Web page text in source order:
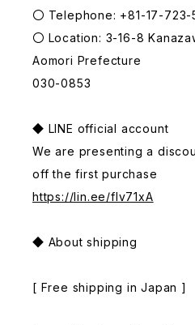
〇 Telephone: +81-17-723-
〇 Location: 3-16-8
Aomori Prefecture
030-0853
◆ LINE official account
We are presenting a
off the first purchase
https://lin.ee/fIv71xA
◆ About shipping
[ Free shipping in Japan ]